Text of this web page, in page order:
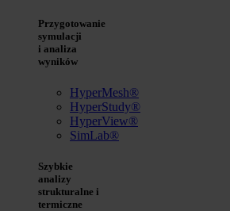
Przygotowanie
symulacji
i analiza
wyników
HyperMesh®
HyperStudy®
HyperView®
SimLab®
Szybkie
analizy
strukturalne i
termiczne